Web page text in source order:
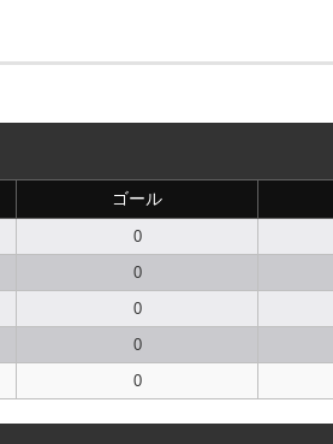
ゴール
0
0
0
0
0